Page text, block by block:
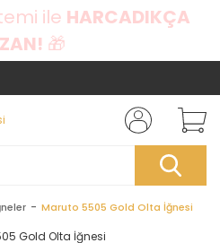
ile HARCADIKÇA
🎁
Maruto 5505 Gold Olta İğnesi